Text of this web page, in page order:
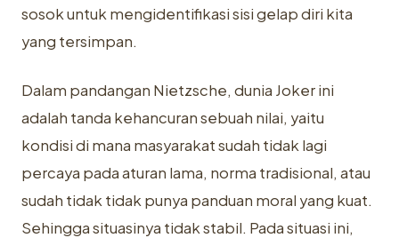
sosok untuk mengidentifikasi sisi gelap diri kita
yang tersimpan.
Dalam pandangan Nietzsche, dunia Joker ini
adalah tanda kehancuran sebuah nilai, yaitu
kondisi di mana masyarakat sudah tidak lagi
percaya pada aturan lama, norma tradisional, atau
sudah tidak tidak punya panduan moral yang kuat.
Sehingga situasinya tidak stabil. Pada situasi ini,